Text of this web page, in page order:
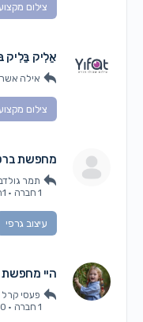
צילום
אֵלִיק בֵּלִיק
אילה
צילום
מחפשת
תמר
1 חברה
· 1תגובה
עיצוב גרפי
היי מחפשת
פעסי קרל
1 חברה
· 0תגובות